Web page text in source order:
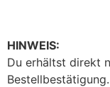
HINWEIS:
Du erhältst direkt